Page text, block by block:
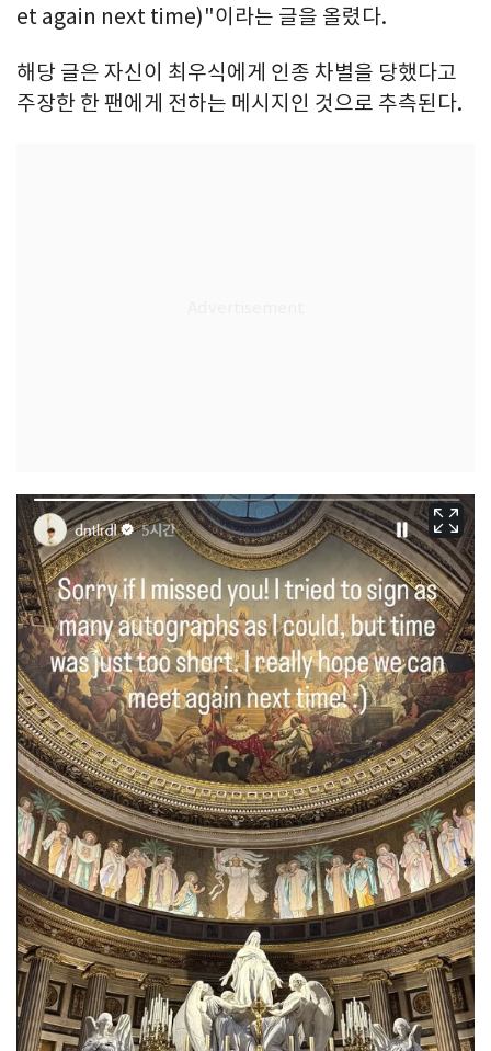
et again next time)"이라는 글을 올렸다.
해당 글은 자신이 최우식에게 인종 차별을 당했다고
주장한 한 팬에게 전하는 메시지인 것으로 추측된다.